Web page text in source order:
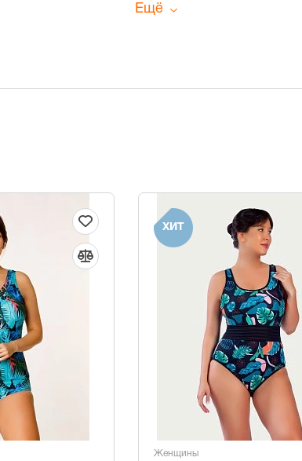
Ещё
ХИТ
Женщины